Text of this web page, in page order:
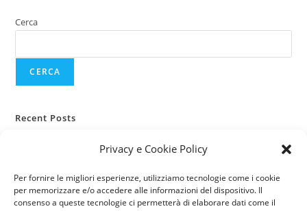
Privacy e Cookie Policy
Per fornire le migliori esperienze, utilizziamo tecnologie come i cookie
per memorizzare e/o accedere alle informazioni del dispositivo. Il
consenso a queste tecnologie ci permetterà di elaborare dati come il
Cerca
CERCA
Recent Posts
Assicurazione auto, camper e roulotte per viaggi lunghi
Guida pratica alla protezione prima delle ferie estive
Figli e sport all’aperto
Assicurazioni per giovani guidatori: cosa cambia nel 2026?
Noleggio Auto